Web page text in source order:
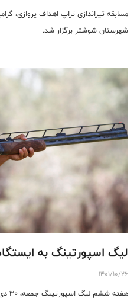
مسابقه تیراندازی تراپ اهداف پروازی،
شهرستان شوشتر برگزار شد.
لیگ اسپورتینگ به
1401/10/26
هفته ششم لیگ اسپورتینگ جمعه، 30 دی ماه برگزار می‌شود.